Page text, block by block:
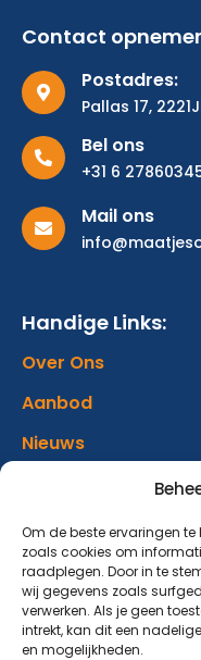
Om de beste ervaringen
zoals cookies om
raadplegen. Door in te
wij gegevens zoals
verwerken. Als je geen
intrekt, kan dit een
en mogelijkheden.
Contact
Postadres:
Pallas 17,
Bel ons
+31 6
Mail ons
Handige Links:
Over Ons
Aanbod
Nieuws
Donatie
Contact
Abonneer op